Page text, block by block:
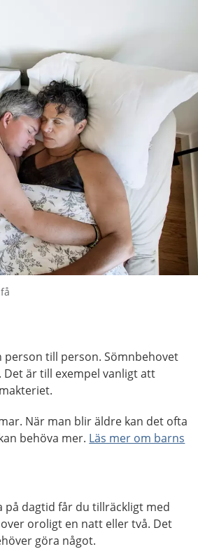
till person. Sömnbehovet
är till exempel vanligt att
När man blir äldre kan det ofta
behöva mer. Läs mer om barns
på dagtid får du tillräckligt med
oroligt en natt eller två. Det
göra något.